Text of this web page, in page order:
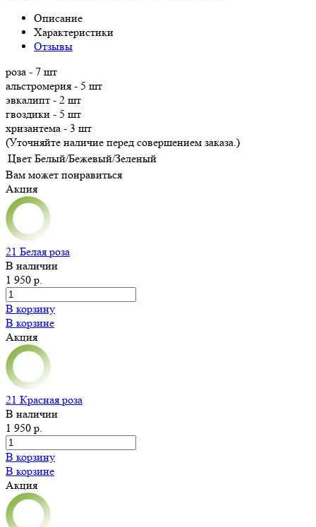
Описание
Характеристики
Отзывы
роза - 7 шт
альстромерия - 5 шт
эвкалипт - 2 шт
гвоздики - 5 шт
хризантема - 3 шт
(Уточняйте наличие перед совершением заказа.)
Цвет Белый/Бежевый/Зеленый
Вам может понравиться
Акция
21 Белая роза
В наличии
1 950 р.
В корзину
В корзине
Акция
21 Красная роза
В наличии
1 950 р.
В корзину
В корзине
Акция